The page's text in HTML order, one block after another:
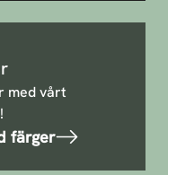
med vårt
färger